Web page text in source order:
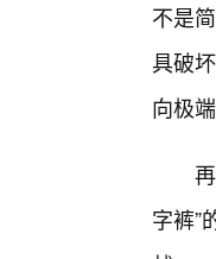
不是
具破
向极端
字裤”